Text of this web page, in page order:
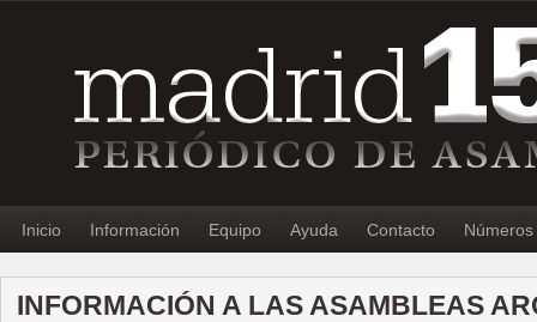
Inicio Información Equipo Ayuda Contacto
INFORMACIÓN A LAS ASAMBLEAS